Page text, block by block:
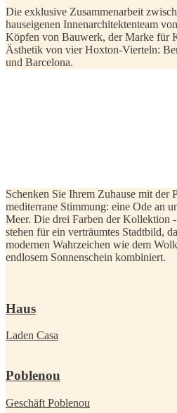
Die exklusive Zusammenarbeit
hauseigenen Innenarchitektenteam
Köpfen von Bauwerk, der Marke für
Ästhetik von vier Hoxton-Vierteln:
und Barcelona.
Schenken Sie Ihrem Zuhause mit der
mediterrane Stimmung: eine Ode an
Meer. Die drei Farben der Kollektion
stehen für ein verträumtes Stadtbild,
modernen Wahrzeichen wie dem
endlosem Sonnenschein kombiniert.
Haus
Laden Casa
Poblenou
Geschäft Poblenou